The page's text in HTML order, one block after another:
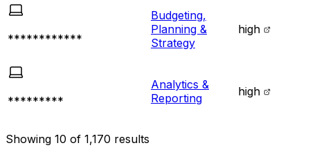
************
Budgeting,
Planning &
Strategy
high
*********
Analytics &
Reporting
high
Showing 10 of 1,170 results